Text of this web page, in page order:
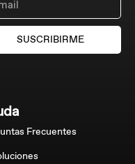
SUSCRIBIRME
Frecuentes